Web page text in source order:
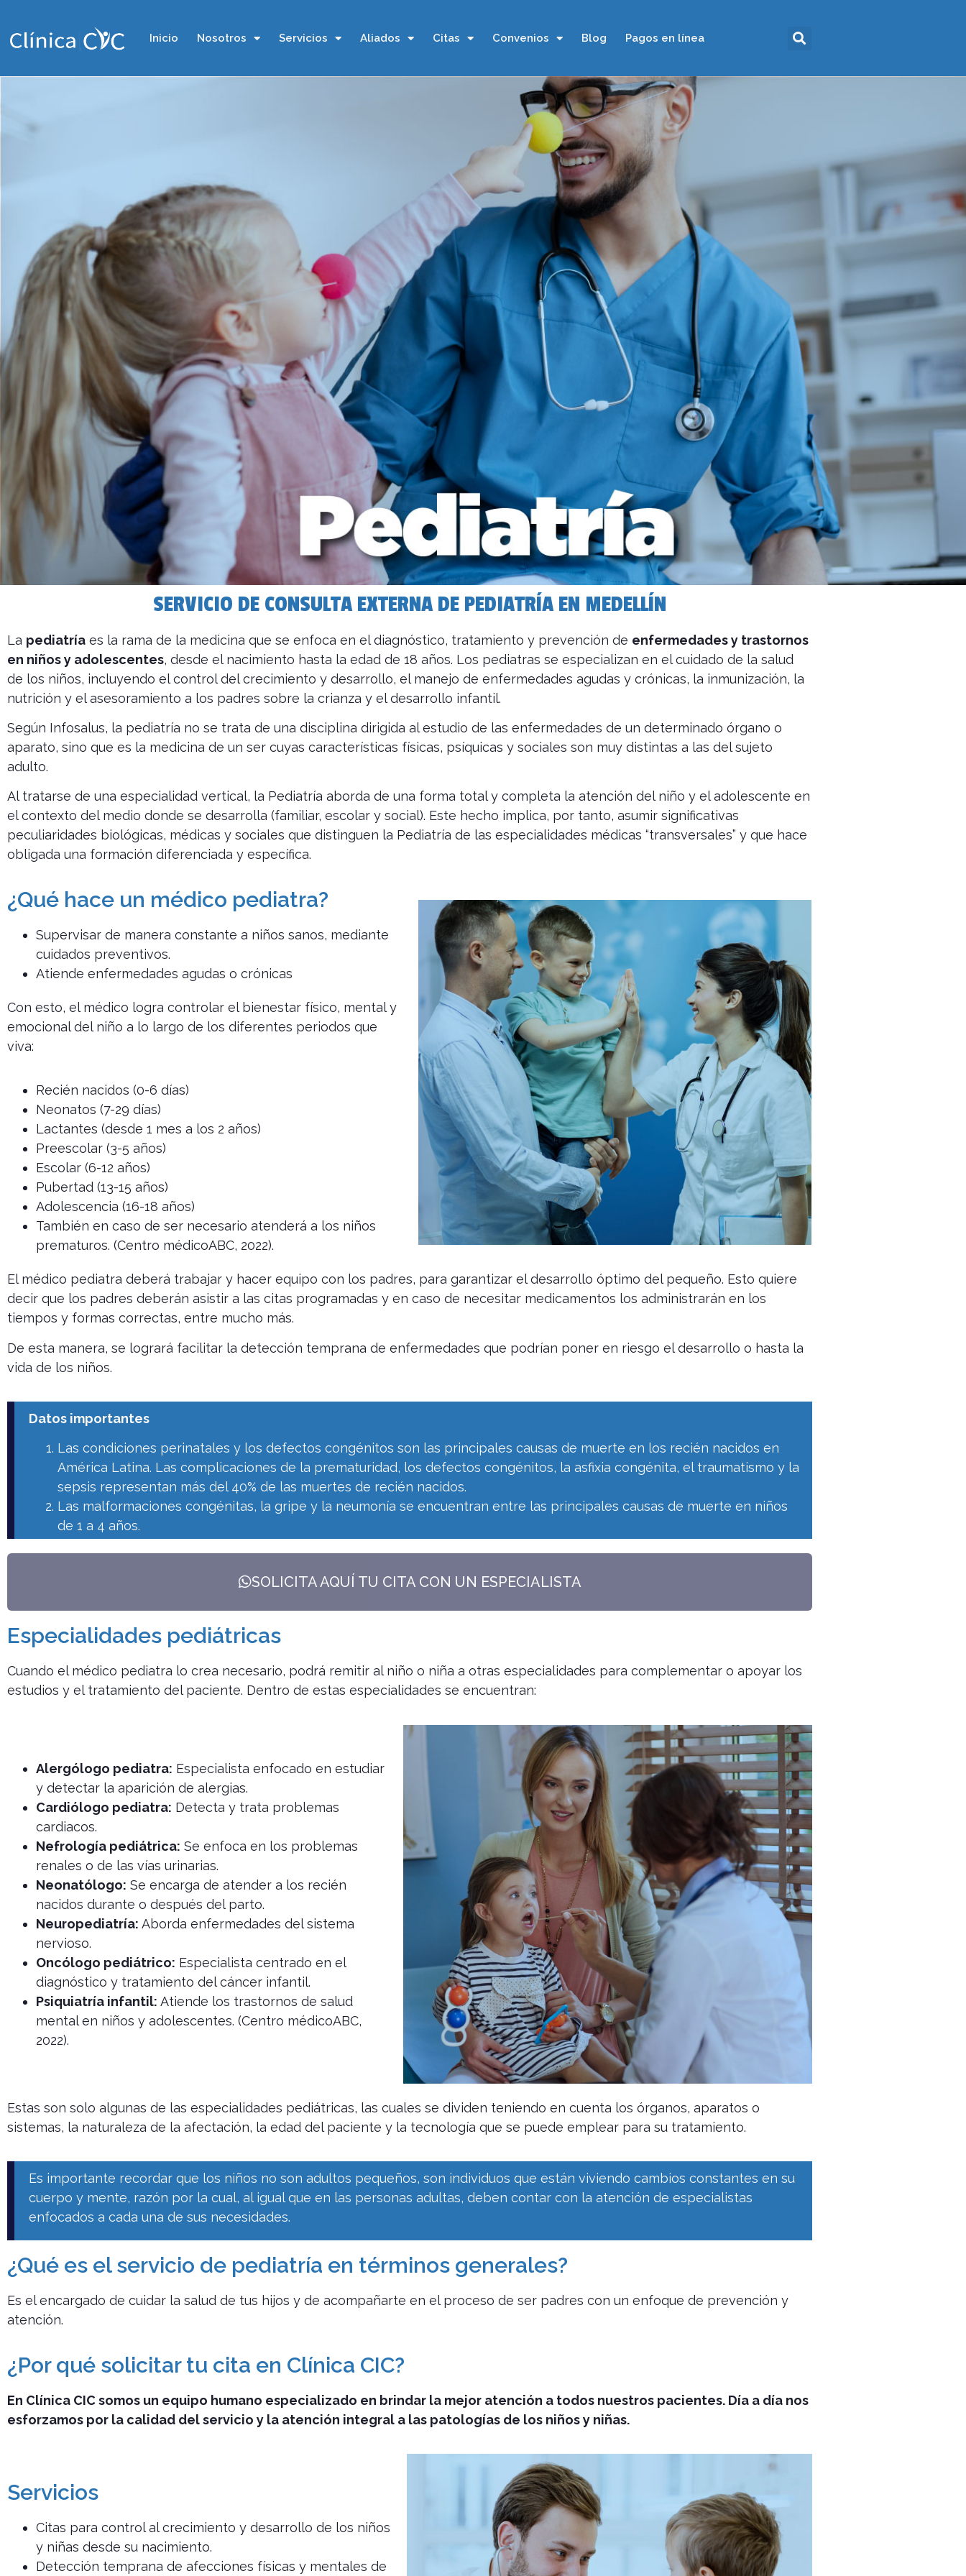
Inicio Nosotros Servicios Aliados Citas Convenios Blog Pagos en línea
SERVICIO DE CONSULTA EXTERNA DE PEDIATRÍA EN MEDELLÍN
La pediatría es la rama de la medicina que se enfoca en el diagnóstico, tratamiento y prevención de enfermedades y trastornos
en niños y adolescentes, desde el nacimiento hasta la edad de 18 años. Los pediatras se especializan en el cuidado de la salud
de los niños, incluyendo el control del crecimiento y desarrollo, el manejo de enfermedades agudas y crónicas, la inmunización, la
nutrición y el asesoramiento a los padres sobre la crianza y el desarrollo infantil.
Según Infosalus, la pediatría no se trata de una disciplina dirigida al estudio de las enfermedades de un determinado órgano o
aparato, sino que es la medicina de un ser cuyas características físicas, psíquicas y sociales son muy distintas a las del sujeto
adulto.
Al tratarse de una especialidad vertical, la Pediatría aborda de una forma total y completa la atención del niño y el adolescente en
el contexto del medio donde se desarrolla (familiar, escolar y social). Este hecho implica, por tanto, asumir significativas
peculiaridades biológicas, médicas y sociales que distinguen la Pediatría de las especialidades médicas “transversales” y que hace
obligada una formación diferenciada y específica.
¿Qué hace un médico pediatra?
Supervisar de manera constante a niños sanos, mediante
cuidados preventivos.
Atiende enfermedades agudas o crónicas
Con esto, el médico logra controlar el bienestar físico, mental y
emocional del niño a lo largo de los diferentes periodos que
viva:
Recién nacidos (0-6 días)
Neonatos (7-29 días)
Lactantes (desde 1 mes a los 2 años)
Preescolar (3-5 años)
Escolar (6-12 años)
Pubertad (13-15 años)
Adolescencia (16-18 años)
También en caso de ser necesario atenderá a los niños
prematuros. (Centro médicoABC, 2022).
El médico pediatra deberá trabajar y hacer equipo con los padres, para garantizar el desarrollo óptimo del pequeño. Esto quiere
decir que los padres deberán asistir a las citas programadas y en caso de necesitar medicamentos los administrarán en los
tiempos y formas correctas, entre mucho más.
De esta manera, se logrará facilitar la detección temprana de enfermedades que podrían poner en riesgo el desarrollo o hasta la
vida de los niños.
Datos importantes
Las condiciones perinatales y los defectos congénitos son las principales causas de muerte en los recién nacidos en
América Latina. Las complicaciones de la prematuridad, los defectos congénitos, la asfixia congénita, el traumatismo y la
sepsis representan más del 40% de las muertes de recién nacidos.
Las malformaciones congénitas, la gripe y la neumonía se encuentran entre las principales causas de muerte en niños
de 1 a 4 años.
SOLICITA AQUÍ TU CITA CON UN ESPECIALISTA
Especialidades pediátricas
Cuando el médico pediatra lo crea necesario, podrá remitir al niño o niña a otras especialidades para complementar o apoyar los
estudios y el tratamiento del paciente. Dentro de estas especialidades se encuentran:
Alergólogo pediatra: Especialista enfocado en estudiar
y detectar la aparición de alergias.
Cardiólogo pediatra: Detecta y trata problemas
cardiacos.
Nefrología pediátrica: Se enfoca en los problemas
renales o de las vías urinarias.
Neonatólogo: Se encarga de atender a los recién
nacidos durante o después del parto.
Neuropediatría: Aborda enfermedades del sistema
nervioso.
Oncólogo pediátrico: Especialista centrado en el
diagnóstico y tratamiento del cáncer infantil.
Psiquiatría infantil: Atiende los trastornos de salud
mental en niños y adolescentes. (Centro médicoABC,
2022).
Estas son solo algunas de las especialidades pediátricas, las cuales se dividen teniendo en cuenta los órganos, aparatos o
sistemas, la naturaleza de la afectación, la edad del paciente y la tecnología que se puede emplear para su tratamiento.
Es importante recordar que los niños no son adultos pequeños, son individuos que están viviendo cambios constantes en su
cuerpo y mente, razón por la cual, al igual que en las personas adultas, deben contar con la atención de especialistas
enfocados a cada una de sus necesidades.
¿Qué es el servicio de pediatría en términos generales?
Es el encargado de cuidar la salud de tus hijos y de acompañarte en el proceso de ser padres con un enfoque de prevención y
atención.
¿Por qué solicitar tu cita en Clínica CIC?
En Clínica CIC somos un equipo humano especializado en brindar la mejor atención a todos nuestros pacientes. Día a día nos
esforzamos por la calidad del servicio y la atención integral a las patologías de los niños y niñas.
Servicios
Citas para control al crecimiento y desarrollo de los niños
y niñas desde su nacimiento.
Detección temprana de afecciones físicas y mentales de